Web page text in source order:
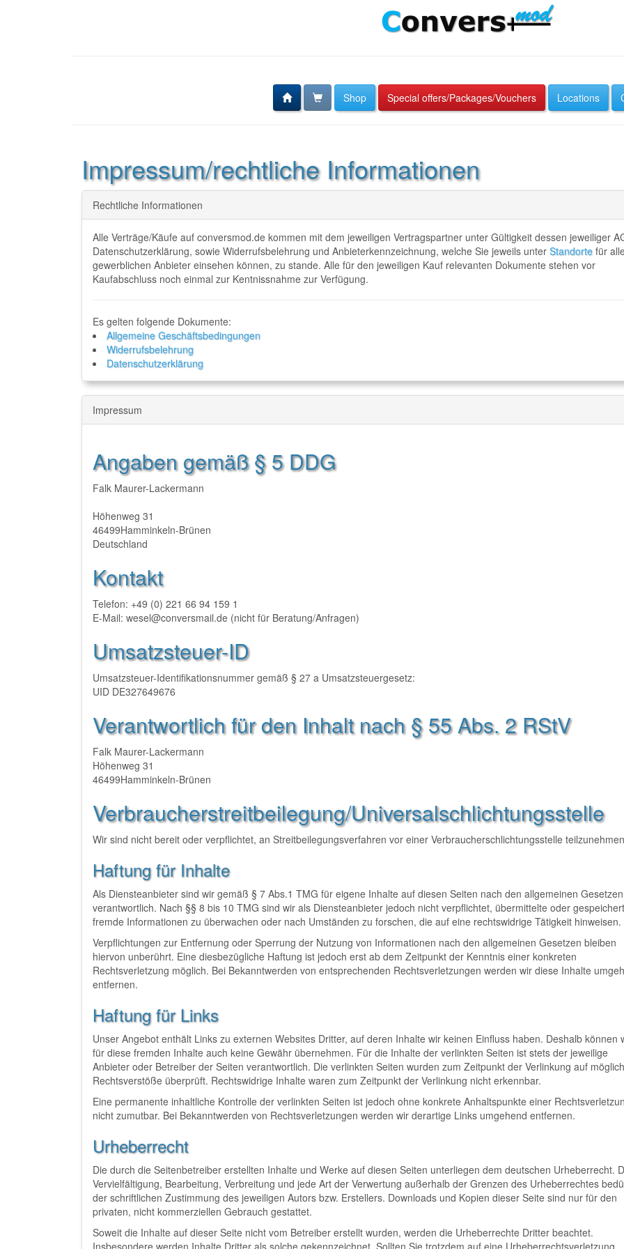
Shop Special offers/Packages/Vouchers Locations
Impressum/rechtliche Informationen
Rechtliche Informationen
Alle Verträge/Käufe auf conversmod.de kommen mit dem jeweiligen Vertragspartner unter Gültigkeit dessen jeweiliger
Datenschutzerklärung, sowie Widerrufsbelehrung und Anbieterkennzeichnung, welche Sie jeweils unter Standorte für
gewerblichen Anbieter einsehen können, zu stande. Alle für den jeweiligen Kauf relevanten Dokumente stehen vor
Kaufabschluss noch einmal zur Kentnissnahme zur Verfügung.
Es gelten folgende Dokumente:
Allgemeine Geschäftsbedingungen
Widerrufsbelehrung
Datenschutzerklärung
Impressum
Angaben gemäß § 5 DDG
Falk Maurer-Lackermann
Höhenweg 31
46499Hamminkeln-Brünen
Deutschland
Kontakt
Telefon: +49 (0) 221 66 94 159 1
E-Mail: wesel@conversmail.de (nicht für Beratung/Anfragen)
Umsatzsteuer-ID
Umsatzsteuer-Identifikationsnummer gemäß § 27 a Umsatzsteuergesetz:
UID DE327649676
Verantwortlich für den Inhalt nach § 55 Abs. 2 RStV
Falk Maurer-Lackermann
Höhenweg 31
46499Hamminkeln-Brünen
Verbraucher­streit­beilegung/Universal­schlichtungs­stelle
Wir sind nicht bereit oder verpflichtet, an Streitbeilegungsverfahren vor einer Verbraucherschlichtungsstelle
Haftung für Inhalte
Als Diensteanbieter sind wir gemäß § 7 Abs.1 TMG für eigene Inhalte auf diesen Seiten nach den allgemeinen Gesetzen
verantwortlich. Nach §§ 8 bis 10 TMG sind wir als Diensteanbieter jedoch nicht verpflichtet, übermittelte oder
fremde Informationen zu überwachen oder nach Umständen zu forschen, die auf eine rechtswidrige Tätigkeit hinweisen.
Verpflichtungen zur Entfernung oder Sperrung der Nutzung von Informationen nach den allgemeinen Gesetzen bleiben
hiervon unberührt. Eine diesbezügliche Haftung ist jedoch erst ab dem Zeitpunkt der Kenntnis einer konkreten
Rechtsverletzung möglich. Bei Bekanntwerden von entsprechenden Rechtsverletzungen werden wir diese Inhalte
entfernen.
Haftung für Links
Unser Angebot enthält Links zu externen Websites Dritter, auf deren Inhalte wir keinen Einfluss haben. Deshalb können
für diese fremden Inhalte auch keine Gewähr übernehmen. Für die Inhalte der verlinkten Seiten ist stets der jeweilige
Anbieter oder Betreiber der Seiten verantwortlich. Die verlinkten Seiten wurden zum Zeitpunkt der Verlinkung auf
Rechtsverstöße überprüft. Rechtswidrige Inhalte waren zum Zeitpunkt der Verlinkung nicht erkennbar.
Eine permanente inhaltliche Kontrolle der verlinkten Seiten ist jedoch ohne konkrete Anhaltspunkte einer
nicht zumutbar. Bei Bekanntwerden von Rechtsverletzungen werden wir derartige Links umgehend entfernen.
Urheberrecht
Die durch die Seitenbetreiber erstellten Inhalte und Werke auf diesen Seiten unterliegen dem deutschen Urheberrecht.
Vervielfältigung, Bearbeitung, Verbreitung und jede Art der Verwertung außerhalb der Grenzen des Urheberrechtes
der schriftlichen Zustimmung des jeweiligen Autors bzw. Erstellers. Downloads und Kopien dieser Seite sind nur für den
privaten, nicht kommerziellen Gebrauch gestattet.
Soweit die Inhalte auf dieser Seite nicht vom Betreiber erstellt wurden, werden die Urheberrechte Dritter beachtet.
Insbesondere werden Inhalte Dritter als solche gekennzeichnet. Sollten Sie trotzdem auf eine Urheberrechtsverletzung